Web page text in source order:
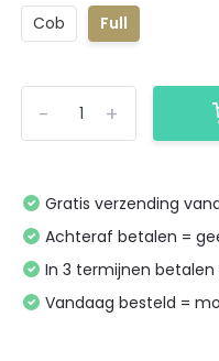
Cob Full
+
-
Gratis verzending
Achteraf betalen =
In 3 termijnen
Vandaag besteld =